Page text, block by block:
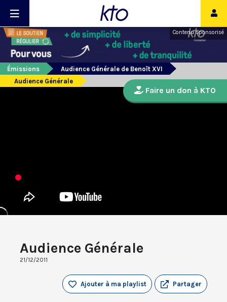
Contenu sponsorisé
Émissions
Audience Générale de Benoît XVI
Audience Générale
Audience Générale
21/12/2011
Partager
Ajouter à ma playlist
Faire un don à KTO